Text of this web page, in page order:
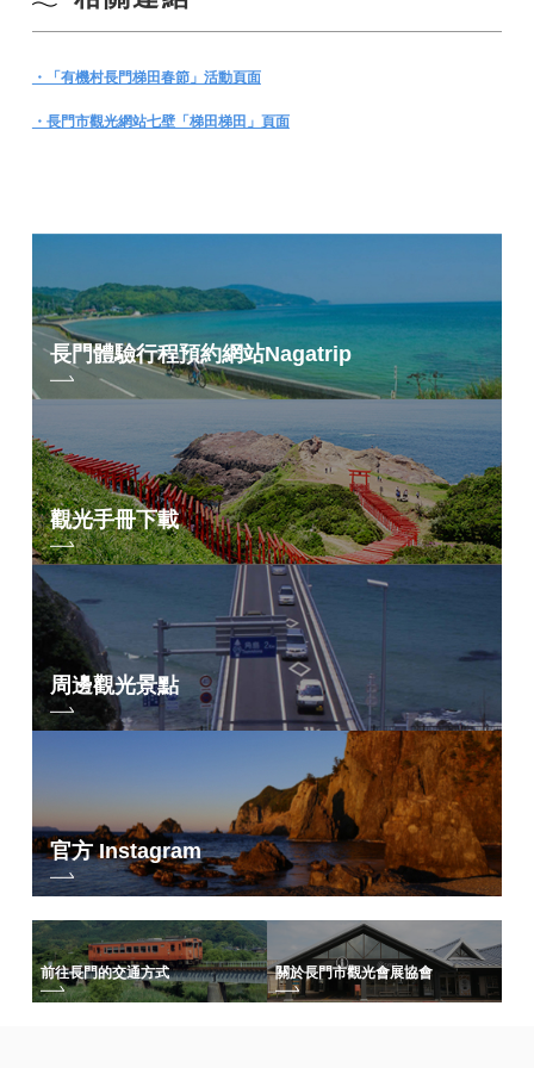
・「有機村長門梯田春節」活動頁面
・長門市觀光網站七壁「梯田梯田」頁面
長門體驗行程預約網站Nagatrip
觀光手冊下載
周邊觀光景點
官方 Instagram
前往長門的交通方式 關於長門市觀光會展協會